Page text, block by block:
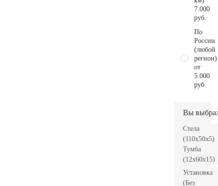
7.000
руб.
По
России
(любой
регион)
от
5.000
руб.
Вы
Стела
(110x50x5)
Тумба
(12x60x15)
Установка
(Без